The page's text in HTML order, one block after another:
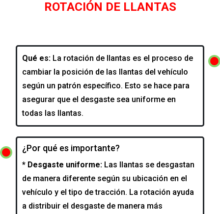
ROTACIÓN DE LLANTAS
Qué es: La rotación de llantas es el proceso de
cambiar la posición de las llantas del vehículo
según un patrón específico. Esto se hace para
asegurar que el desgaste sea uniforme en
todas las llantas.
¿Por qué es importante?
* Desgaste uniforme: Las llantas se desgastan
de manera diferente según su ubicación en el
vehículo y el tipo de tracción. La rotación ayuda
a distribuir el desgaste de manera más